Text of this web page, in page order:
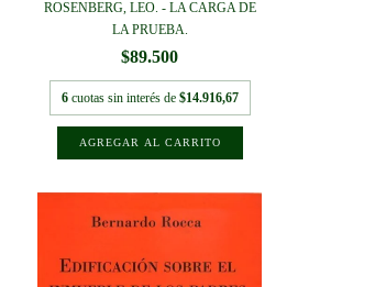
ROSENBERG, LEO. - LA CARGA DE
LA PRUEBA.
$89.500
6 cuotas sin interés de $14.916,67